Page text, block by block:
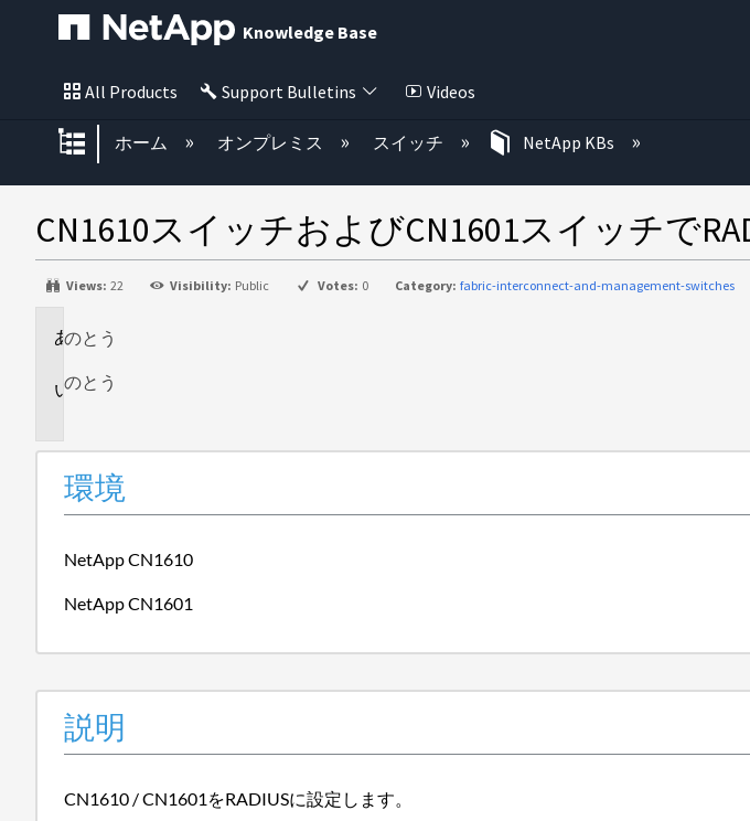
Knowledge Base
All Products Support Bulletins Videos
グローバル階層を展開/折りたたむ
ホーム オンプレミス スイッチ NetApp KBs
CN1610スイッチおよびCN1601スイッチで
Views: 22 Visibility: Public Votes: 0 Category: fabric-interconnect-and-management-switches
環
説
のとう
のとう
環境
NetApp CN1610
NetApp CN1601
説明
CN1610 / CN1601をRADIUSに設定します。